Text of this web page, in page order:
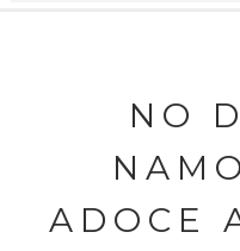
NO
ADOCE